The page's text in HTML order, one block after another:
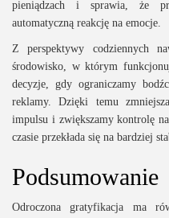
pieniądzach i sprawia, że
automatyczną reakcję na emocje.
Z perspektywy codziennych
środowisko, w którym
decyzje, gdy ograniczamy
reklamy. Dzięki temu
impulsu i zwiększamy kontrolę
czasie przekłada się na bardziej
Podsumowanie
Odroczona gratyfikacja ma